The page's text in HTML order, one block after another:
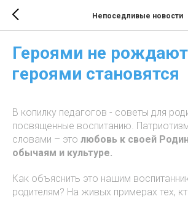
Непоседливые новости
Героями не
героями становятся
В копилку педагогов - советы для
посвященные воспитанию.
словами – это любовь к своей
обычаям и культуре.
Как объяснить это нашим
родителям? На живых примерах тех,